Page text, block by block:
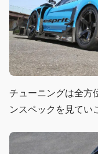
チューニングは全方
ンスペックを見てい